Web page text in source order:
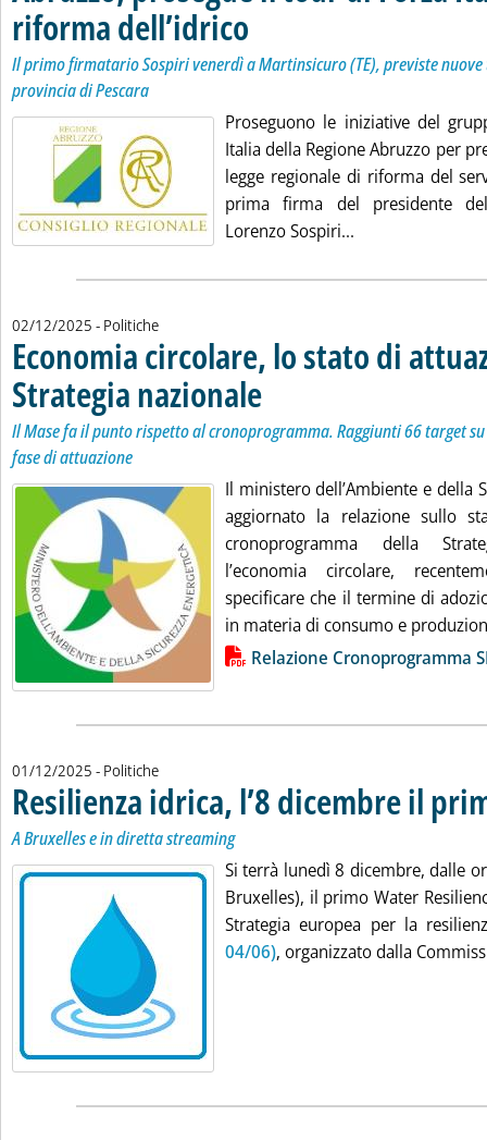
riforma dell’idrico
Il primo firmatario Sospiri venerdì a Martinsicuro (TE), previste nuove
provincia di Pescara
Proseguono le iniziative del
Italia della Regione Abruzzo per
legge regionale di riforma del
prima firma del presidente
Lorenzo Sospiri...
02/12/2025 - Politiche
Economia circolare, lo stato di
Strategia nazionale
Il Mase fa il punto rispetto al cronoprogramma. Raggiunti 66 target
fase di attuazione
Il ministero dell’Ambiente e della
aggiornato la relazione sullo
cronoprogramma della
l’economia circolare,
specificare che il termine di
in materia di consumo e
Lista allegati PDF alla notiziaRelazione Cronoprogramma
01/12/2025 - Politiche
Resilienza idrica, l’8 dicembre il
A Bruxelles e in diretta streaming
Si terrà lunedì 8 dicembre, dalle
Bruxelles), il primo Water
Strategia europea per la
04/06), organizzato dalla